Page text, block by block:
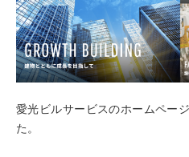
愛光ビルサービスのホームペー
た。